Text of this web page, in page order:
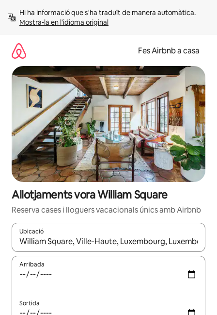
Mostra-la en l'idioma original
Fes Airbnb a casa
Allotjaments vora William Square
Reserva cases i lloguers vacacionals únics amb Airbnb
Ubicació
Quan els resultats estiguin disponibles, podràs navegar-hi a
Arribada
Sortida